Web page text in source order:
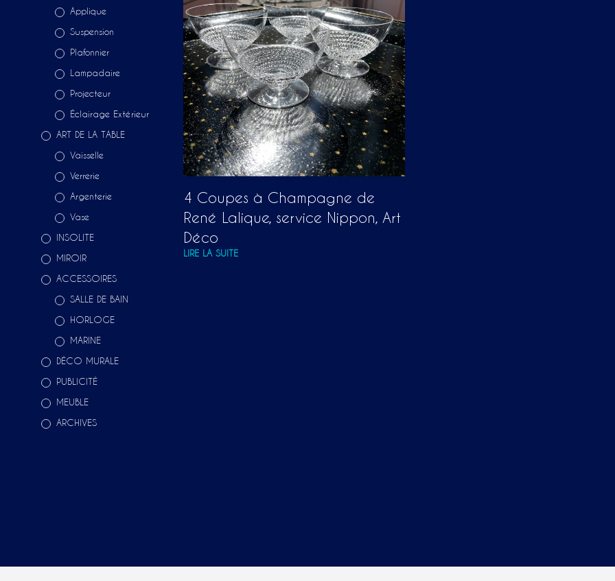
Applique
Suspension
Plafonnier
Lampadaire
Projecteur
Éclairage Extérieur
ART DE LA TABLE
Vaisselle
Verrerie
Argenterie
Vase
INSOLITE
MIROIR
ACCESSOIRES
SALLE DE BAIN
HORLOGE
MARINE
DÉCO MURALE
PUBLICITÉ
MEUBLE
ARCHIVES
4 Coupes à Champagne de
René Lalique, service Nippon, Art
Déco
LIRE LA SUITE